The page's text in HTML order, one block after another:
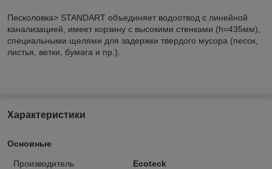
Песколовка> STANDART объединяет водоотвод с линейной
канализацией, имеет корзину с высокими стенками (h=435мм),
специальными щелями для задержки твердого мусора (песок,
листья, ветки, бумага и пр.).
Характеристики
Основные
Производитель
Ecoteck